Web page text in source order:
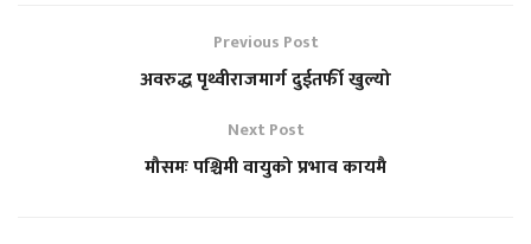
Previous Post
अवरुद्ध पृथ्वीराजमार्ग दुईतर्फी खुल्यो
Next Post
मौसमः पश्चिमी वायुको प्रभाव कायमै